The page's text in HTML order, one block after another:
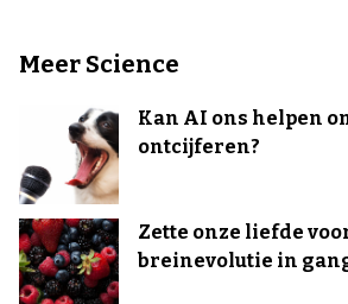
Meer Science
Kan AI ons helpen
ontcijferen?
Zette onze liefde
breinevolutie in